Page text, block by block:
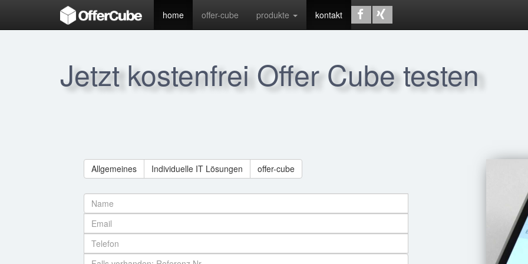
home offer-cube produkte kontakt
Jetzt kostenfrei Offer Cube testen
Allgemeines Individuelle IT Lösungen offer-cube